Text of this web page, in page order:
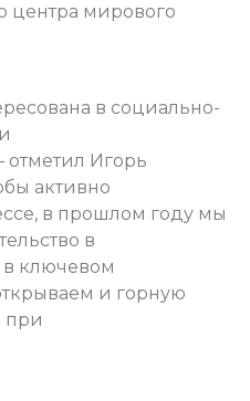
центра мирового
в социально-
отметил Игорь
активно
в прошлом году мы
в
в ключевом
и горную
при